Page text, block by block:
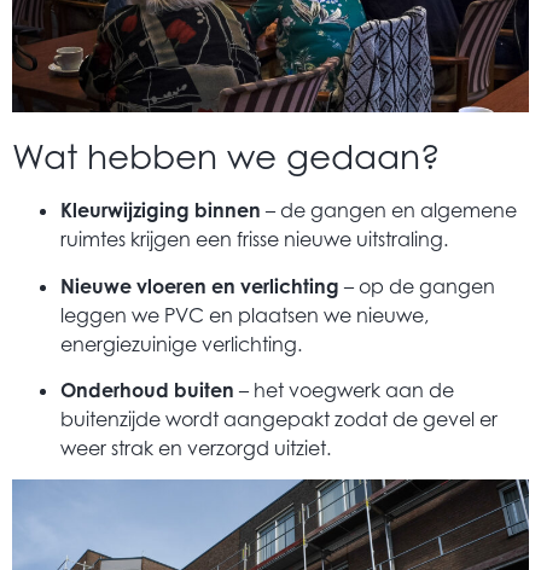
Wat hebben we gedaan?
Kleurwijziging binnen – de gangen en algemene
ruimtes krijgen een frisse nieuwe uitstraling.
Nieuwe vloeren en verlichting – op de gangen
leggen we PVC en plaatsen we nieuwe,
energiezuinige verlichting.
Onderhoud buiten – het voegwerk aan de
buitenzijde wordt aangepakt zodat de gevel er
weer strak en verzorgd uitziet.